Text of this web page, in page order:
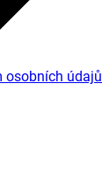
osobních údajů